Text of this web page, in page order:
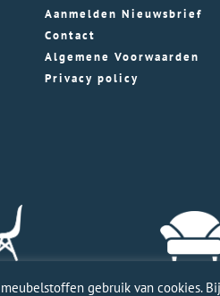
Aanmelden Nieuwsbrief
Contact
Algemene Voorwaarden
Privacy policy
gebruik van cookies.